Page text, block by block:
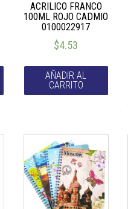
ACRILICO FRANCO
100ML ROJO CADMIO
0100022917
$4.53
AÑADIR AL
CARRITO